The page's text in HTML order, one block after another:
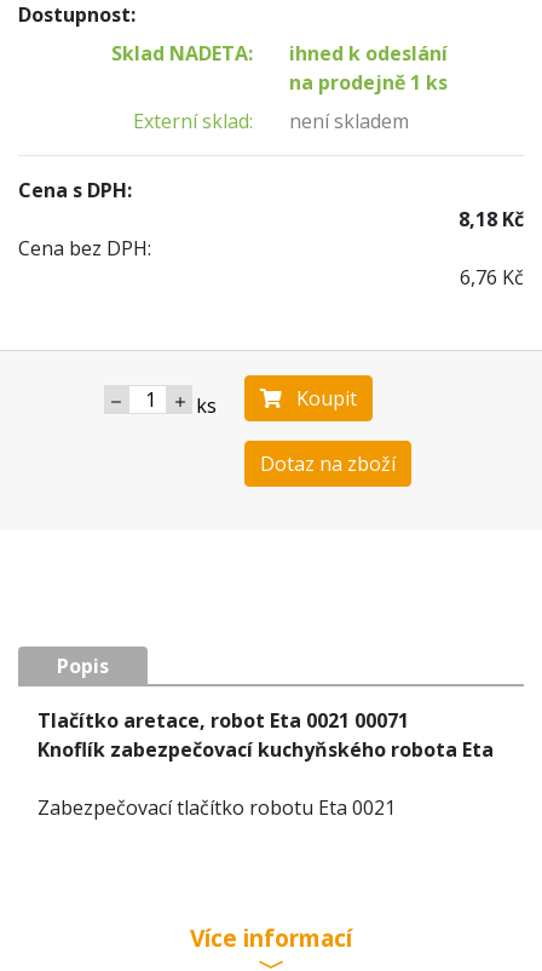
Dostupnost:
Sklad NADETA:
ihned k odeslání
na prodejně 1 ks
Externí sklad:
není skladem
Cena s DPH:
8,18 Kč
Cena bez DPH:
6,76 Kč
ks Koupit
Dotaz na zboží
Popis
Tlačítko aretace, robot Eta 0021 00071
Knoflík zabezpečovací kuchyňského robota Eta
Zabezpečovací tlačítko robotu Eta 0021
Více informací